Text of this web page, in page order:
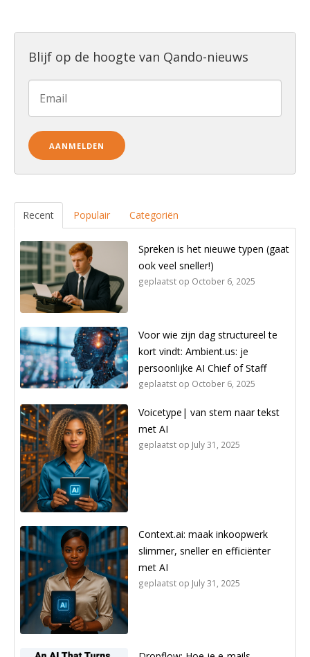
Blijf op de hoogte van Qando-nieuws
Recent Populair Categoriën
Spreken is het nieuwe typen (gaat
ook veel sneller!)
geplaatst op October 6, 2025
Voor wie zijn dag structureel te
kort vindt: Ambient.us: je
persoonlijke AI Chief of Staff
geplaatst op October 6, 2025
Voicetype| van stem naar tekst
met AI
geplaatst op July 31, 2025
Context.ai: maak inkoopwerk
slimmer, sneller en efficiënter
met AI
geplaatst op July 31, 2025